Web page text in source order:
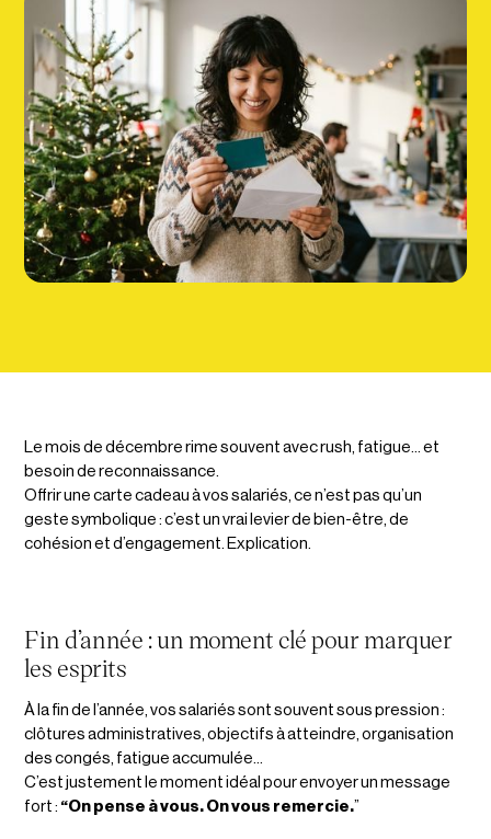
Le mois de décembre rime souvent avec rush, fatigue… et
besoin de reconnaissance.
Offrir une carte cadeau à vos salariés, ce n’est pas qu’un
geste symbolique : c’est un vrai levier de bien-être, de
cohésion et d’engagement. Explication.
Fin d’année : un moment clé pour marquer
les esprits
À la fin de l’année, vos salariés sont souvent sous pression :
clôtures administratives, objectifs à atteindre, organisation
des congés, fatigue accumulée…
C’est justement le moment idéal pour envoyer un message
fort : “On pense à vous. On vous remercie.”